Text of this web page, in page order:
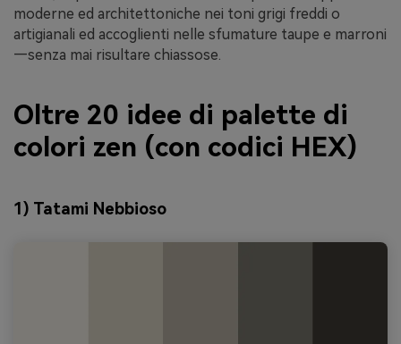
moderne ed architettoniche nei toni grigi freddi o
artigianali ed accoglienti nelle sfumature taupe e marroni
—senza mai risultare chiassose.
Oltre 20 idee di palette di
colori zen (con codici HEX)
1) Tatami Nebbioso